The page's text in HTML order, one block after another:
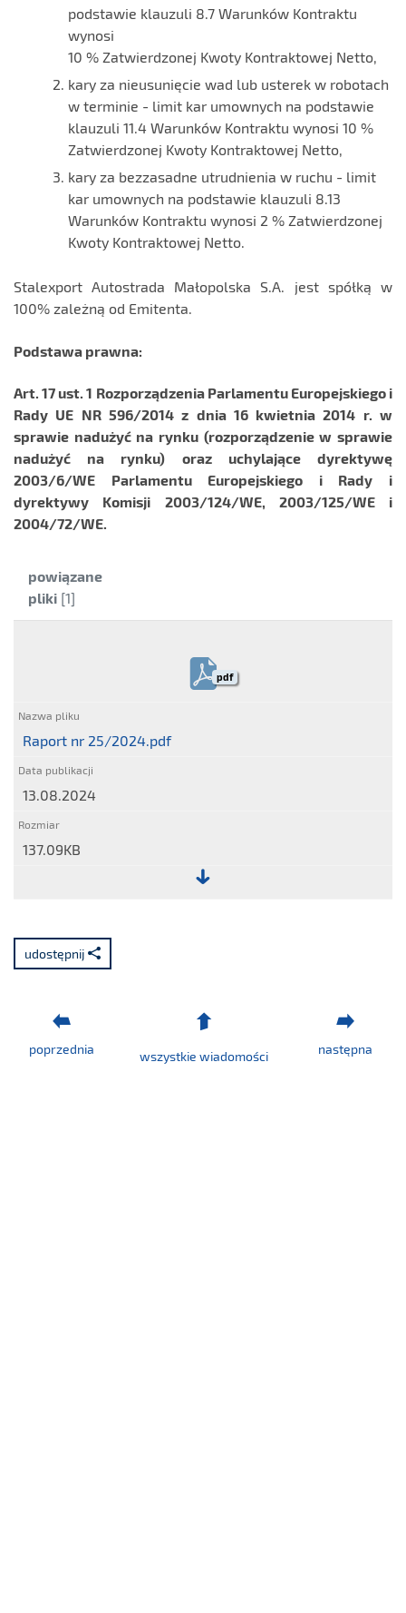
podstawie klauzuli 8.7 Warunków Kontraktu
wynosi
10 % Zatwierdzonej Kwoty Kontraktowej Netto,
kary za nieusunięcie wad lub usterek w robotach
w terminie - limit kar umownych na podstawie
klauzuli 11.4 Warunków Kontraktu wynosi 10 %
Zatwierdzonej Kwoty Kontraktowej Netto,
kary za bezzasadne utrudnienia w ruchu - limit
kar umownych na podstawie klauzuli 8.13
Warunków Kontraktu wynosi 2 % Zatwierdzonej
Kwoty Kontraktowej Netto.
Stalexport Autostrada Małopolska S.A. jest spółką w
100% zależną od Emitenta.
Podstawa prawna:
Art. 17 ust. 1 Rozporządzenia Parlamentu Europejskiego i
Rady UE NR 596/2014 z dnia 16 kwietnia 2014 r. w
sprawie nadużyć na rynku (rozporządzenie w sprawie
nadużyć na rynku) oraz uchylające dyrektywę
2003/6/WE Parlamentu Europejskiego i Rady i
dyrektywy Komisji 2003/124/WE, 2003/125/WE i
2004/72/WE.
Kategoria:
powiązane
pliki [1]
pdf
Raport nr 25/2024.pdf
13.08.2024
137.09KB
25/2024.pdf
udostępnij
poprzednia wszystkie wiadomości następna